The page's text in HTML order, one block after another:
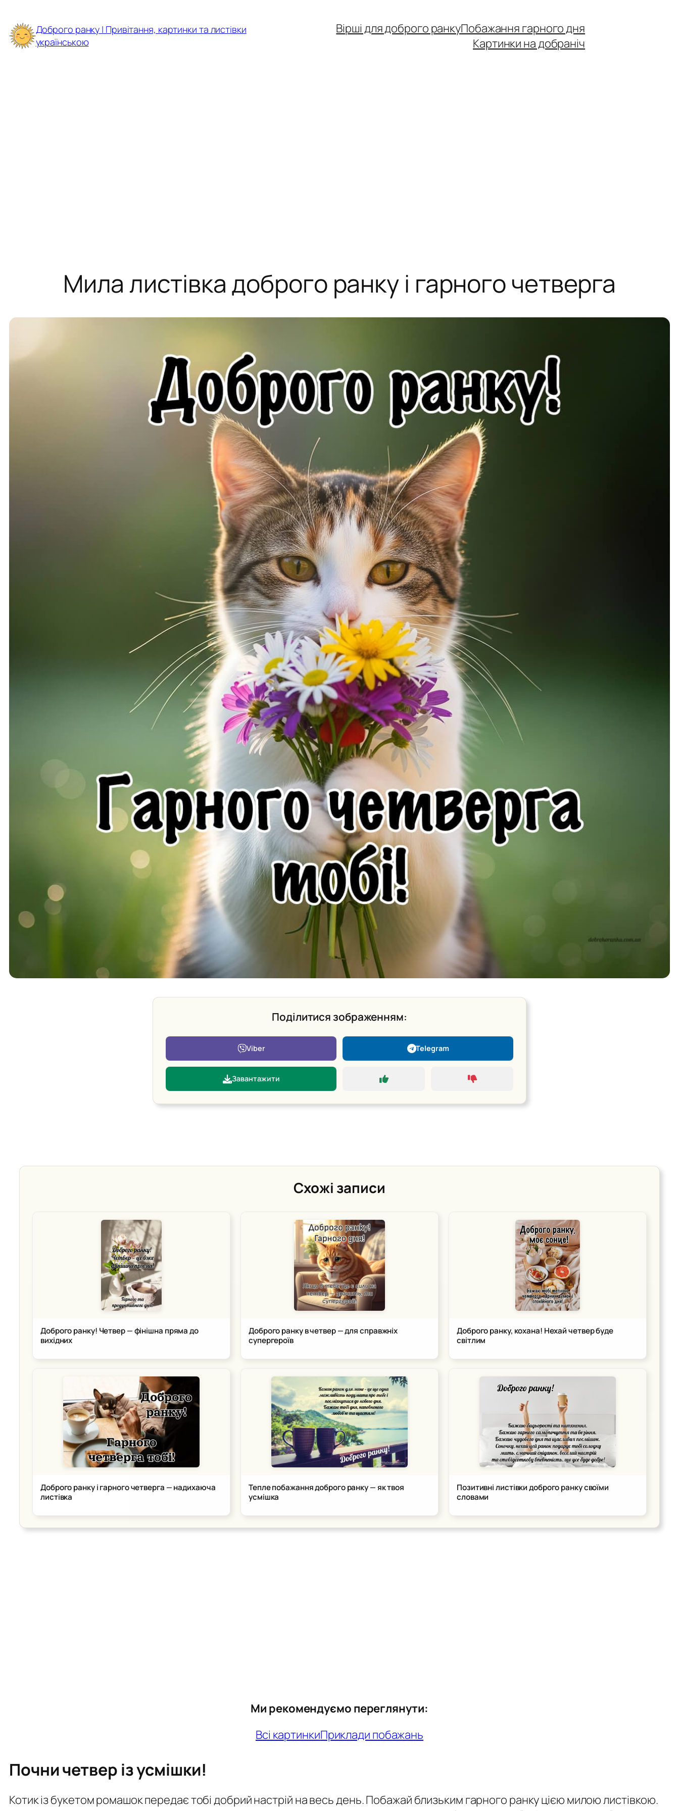
до
вмісту
Доброго ранку | Привітання, картинки та листівки
українською
Вірші для доброго ранкуПобажання гарного дня
Картинки на добраніч
Мила листівка доброго ранку і гарного четверга
Поділитися зображенням:
Viber Telegram
Завантажити
Схожі записи
Доброго ранку! Четвер — фінішна пряма до
вихідних
Доброго ранку в четвер — для справжніх
супергероїв
Доброго ранку, кохана! Нехай четвер буде
світлим
Доброго ранку і гарного четверга — надихаюча
листівка
Тепле побажання доброго ранку — як твоя
усмішка
Позитивні листівки доброго ранку своїми
словами
Ми рекомендуємо переглянути:
Всі картинкиПриклади побажань
Почни четвер із усмішки!
Котик із букетом ромашок передає тобі добрий настрій на весь день. Побажай близьким гарного ранку цією милою листівкою.